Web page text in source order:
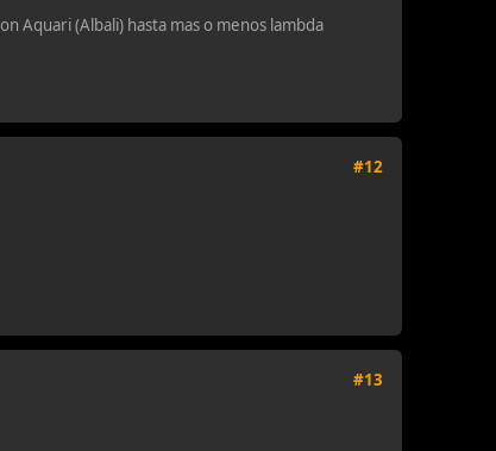
Aquari (Albali) hasta mas o menos lambda
#12
#13